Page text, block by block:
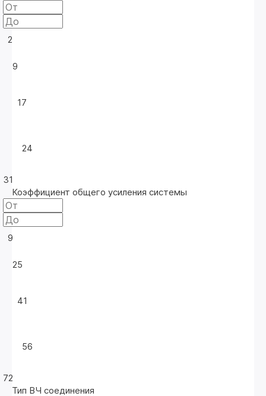
2
9
17
24
31
Коэффициент общего усиления системы
9
25
41
56
72
Тип ВЧ соединения